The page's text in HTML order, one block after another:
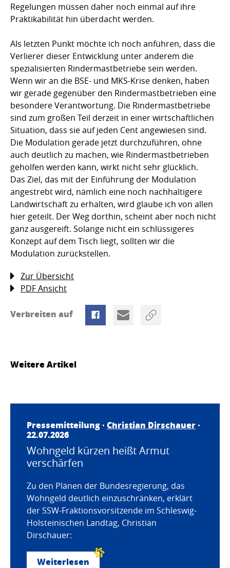
Regelungen müssen daher noch einmal auf ihre
Praktikabilität hin überdacht werden.
Als letzten Punkt möchte ich noch anführen, dass die
Verlierer dieser Entwicklung unter anderem die
spezialisierten Rindermastbetriebe sein werden.
Wenn wir an die BSE- und MKS-Krise denken, haben
wir gerade gegenüber den Rindermastbetrieben eine
besondere Verantwortung. Die Rindermastbetriebe
sind zum großen Teil derzeit in einer wirtschaftlichen
Situation, dass sie auf jeden Cent angewiesen sind.
Die Modulation gerade jetzt durchzuführen, ohne
auch deutlich zu machen, wie Rindermastbetrieben
geholfen werden kann, wirkt nicht sehr glücklich.
Das Ziel, das mit der Einführung der Modulation
angestrebt wird, nämlich eine noch nachhaltigere
Landwirtschaft zu erhalten, wird glaube ich von allen
hier geteilt. Der Weg dorthin, scheint aber noch nicht
ganz ausgereift. Solange nicht ein schlüssigeres
Konzept auf dem Tisch liegt, sollten wir die
Modulation zurückstellen.
Zur Übersicht
PDF Ansicht
Verbreiten auf
Weitere Artikel
Pressemitteilung · Christian Dirschauer·
22.07.2026
Wohngeld kürzen heißt Armut
verschärfen
Zu den Plänen der Bundesregierung, das
Wohngeld deutlich einzuschränken, erklärt
der SSW-Fraktionsvorsitzende im Schleswig-
Holsteinischen Landtag, Christian
Dirschauer:
Weiterlesen